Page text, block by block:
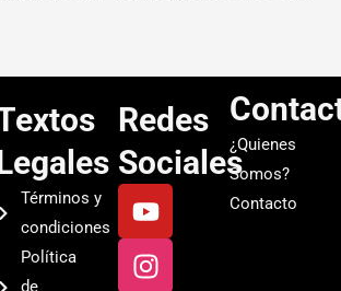
Términos y
condiciones
Política
de
Redes
Sociales
Y
o
u
t
I
n
s
t
T
i
k
t
S
p
o
t
¿Quienes
Somos?
Contacto